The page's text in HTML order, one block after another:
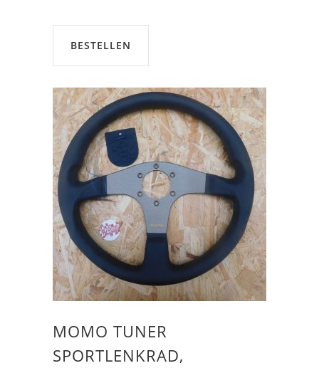
BESTELLEN
MOMO TUNER
SPORTLENKRAD,